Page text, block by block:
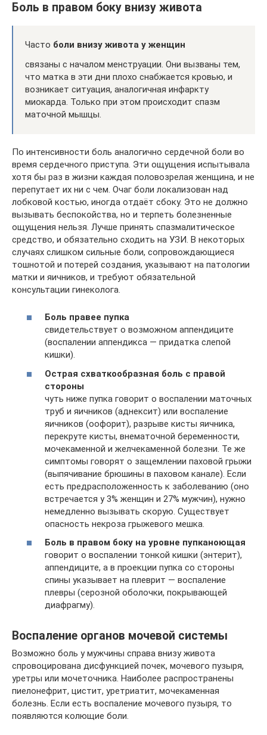
Боль в правом боку внизу живота
Часто боли внизу живота у женщин
связаны с началом менструации. Они вызваны тем,
что матка в эти дни плохо снабжается кровью, и
возникает ситуация, аналогичная инфаркту
миокарда. Только при этом происходит спазм
маточной мышцы.
По интенсивности боль аналогично сердечной боли во
время сердечного приступа. Эти ощущения испытывала
хотя бы раз в жизни каждая половозрелая женщина, и не
перепутает их ни с чем. Очаг боли локализован над
лобковой костью, иногда отдаёт сбоку. Это не должно
вызывать беспокойства, но и терпеть болезненные
ощущения нельзя. Лучше принять спазмалитическое
средство, и обязательно сходить на УЗИ. В некоторых
случаях слишком сильные боли, сопровождающиеся
тошнотой и потерей создания, указывают на патологии
матки и яичников, и требуют обязательной
консультации гинеколога.
Боль правее пупка
свидетельствует о возможном аппендиците
(воспалении аппендикса — придатка слепой
кишки).
Острая схваткообразная боль с правой
стороны
чуть ниже пупка говорит о воспалении маточных
труб и яичников (аднексит) или воспаление
яичников (оофорит), разрыве кисты яичника,
перекруте кисты, внематочной беременности,
мочекаменной и желчекаменной болезни. Те же
симптомы говорят о защемлении паховой грыжи
(выпячивание брюшины в паховом канале). Если
есть предрасположенность к заболеванию (оно
встречается у 3% женщин и 27% мужчин), нужно
немедленно вызывать скорую. Существует
опасность некроза грыжевого мешка.
Боль в правом боку на уровне пупканоющая
говорит о воспалении тонкой кишки (энтерит),
аппендиците, а в проекции пупка со стороны
спины указывает на плеврит — воспаление
плевры (серозной оболочки, покрывающей
диафрагму).
Воспаление органов мочевой системы
Возможно боль у мужчины справа внизу живота
спровоцирована дисфункцией почек, мочевого пузыря,
уретры или мочеточника. Наиболее распространены
пиелонефрит, цистит, уретриатит, мочекаменная
болезнь. Если есть воспаление мочевого пузыря, то
появляются колющие боли.